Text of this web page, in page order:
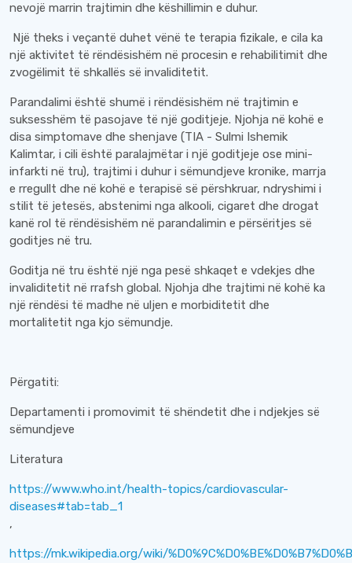
nevojë marrin trajtimin dhe këshillimin e duhur.
Një theks i veçantë duhet vënë te terapia fizikale, e cila ka
një aktivitet të rëndësishëm në procesin e rehabilitimit dhe
zvogëlimit të shkallës së invaliditetit.
Parandalimi është shumë i rëndësishëm në trajtimin e
suksesshëm të pasojave të një goditjeje. Njohja në kohë e
disa simptomave dhe shenjave (TIA - Sulmi Ishemik
Kalimtar, i cili është paralajmëtar i një goditjeje ose mini-
infarkti në tru), trajtimi i duhur i sëmundjeve kronike, marrja
e rregullt dhe në kohë e terapisë së përshkruar, ndryshimi i
stilit të jetesës, abstenimi nga alkooli, cigaret dhe drogat
kanë rol të rëndësishëm në parandalimin e përsëritjes së
goditjes në tru.
Goditja në tru është një nga pesë shkaqet e vdekjes dhe
invaliditetit në rrafsh global. Njohja dhe trajtimi në kohë ka
një rëndësi të madhe në uljen e morbiditetit dhe
mortalitetit nga kjo sëmundje.
Përgatiti:
Departamenti i promovimit të shëndetit dhe i ndjekjes së
sëmundjeve
Literatura
https://www.who.int/health-topics/cardiovascular-
diseases#tab=tab_1
,
https://mk.wikipedia.org/wiki/